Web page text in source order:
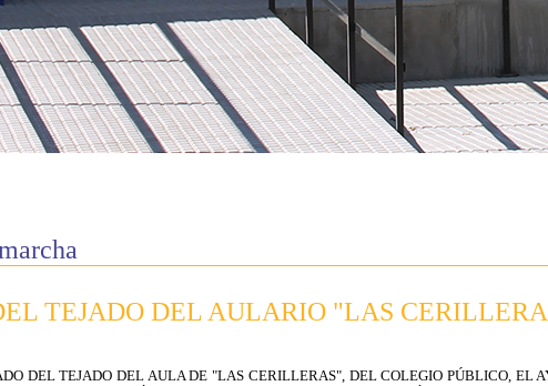
TEJADO DEL AULARIO "LAS
DEL TEJADO DEL AULA DE "LAS CERILLERAS", DEL COLEGIO PÚBLICO, EL